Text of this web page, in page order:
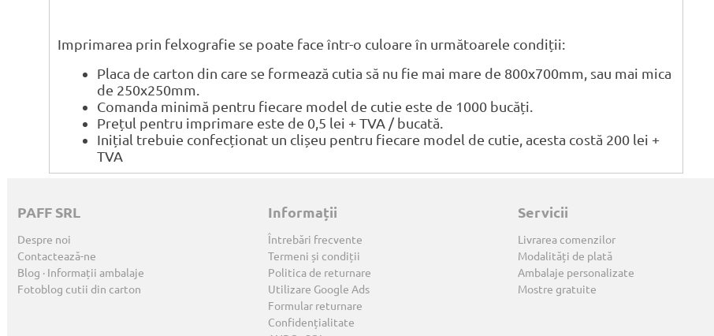
Imprimarea prin felxografie se poate face într-o culoare în următoarele condiții:
Placa de carton din care se formează cutia să nu fie mai mare de 800x700mm, sau mai mica
de 250x250mm.
Comanda minimă pentru fiecare model de cutie este de 1000 bucăți.
Prețul pentru imprimare este de 0,5 lei + TVA / bucată.
Inițial trebuie confecționat un clișeu pentru fiecare model de cutie, acesta costă 200 lei +
TVA
PAFF SRL
Despre noi
Contactează-ne
Blog · Informații ambalaje
Fotoblog cutii din carton
Informații
Întrebări frecvente
Termeni și condiții
Politica de returnare
Utilizare Google Ads
Formular returnare
Confidențialitate
Servicii
Livrarea comenzilor
Modalități de plată
Ambalaje personalizate
Mostre gratuite